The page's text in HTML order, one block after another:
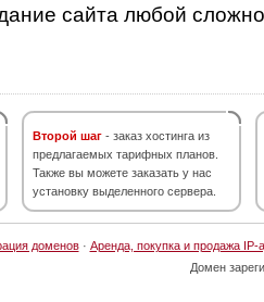
сайта любой
Второй шаг - заказ хостинга из
предлагаемых тарифных планов.
Также вы можете заказать у нас
установку выделенного сервера.
доменов· Аренда, покупка и продажа IP-
Домен